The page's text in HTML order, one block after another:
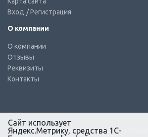
Вход / Регистрация
О компании
О компании
Отзывы
Реквизиты
Контакты
© КТС-Дизель – Комплектующие к
Сайт использует
Яндекс.Метрику, средства 1С-